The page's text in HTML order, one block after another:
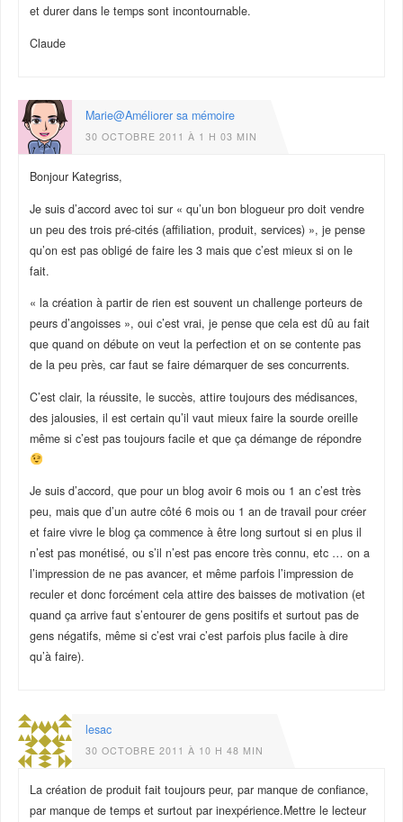
et durer dans le temps sont incontournable.
Claude
Marie@Améliorer sa mémoire
30 OCTOBRE 2011 À 1 H 03 MIN
Bonjour Kategriss,
Je suis d’accord avec toi sur « qu’un bon blogueur pro doit vendre
un peu des trois pré-cités (affiliation, produit, services) », je pense
qu’on est pas obligé de faire les 3 mais que c’est mieux si on le
fait.
« la création à partir de rien est souvent un challenge porteurs de
peurs d’angoisses », oui c’est vrai, je pense que cela est dû au fait
que quand on débute on veut la perfection et on se contente pas
de la peu près, car faut se faire démarquer de ses concurrents.
C’est clair, la réussite, le succès, attire toujours des médisances,
des jalousies, il est certain qu’il vaut mieux faire la sourde oreille
même si c’est pas toujours facile et que ça démange de répondre
Je suis d’accord, que pour un blog avoir 6 mois ou 1 an c’est très
peu, mais que d’un autre côté 6 mois ou 1 an de travail pour créer
et faire vivre le blog ça commence à être long surtout si en plus il
n’est pas monétisé, ou s’il n’est pas encore très connu, etc … on a
l’impression de ne pas avancer, et même parfois l’impression de
reculer et donc forcément cela attire des baisses de motivation (et
quand ça arrive faut s’entourer de gens positifs et surtout pas de
gens négatifs, même si c’est vrai c’est parfois plus facile à dire
qu’à faire).
lesac
30 OCTOBRE 2011 À 10 H 48 MIN
La création de produit fait toujours peur, par manque de confiance,
par manque de temps et surtout par inexpérience.Mettre le lecteur